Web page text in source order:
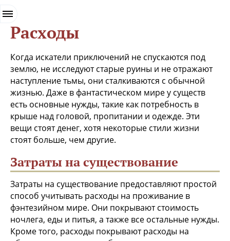
Расходы
Когда искатели приключений не спускаются под
землю, не исследуют старые руины и не отражают
наступление тьмы, они сталкиваются с обычной
жизнью. Даже в фантастическом мире у существ
есть основные нужды, такие как потребность в
крыше над головой, пропитании и одежде. Эти
вещи стоят денег, хотя некоторые стили жизни
стоят больше, чем другие.
Затраты на существование
Затраты на существование предоставляют простой
способ учитывать расходы на проживание в
фэнтезийном мире. Они покрывают стоимость
ночлега, еды и питья, а также все остальные нужды.
Кроме того, расходы покрывают расходы на